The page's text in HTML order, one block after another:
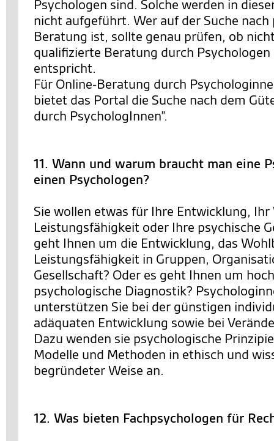
Psychologen sind. Solche werden in
nicht aufgeführt. Wer auf der Suche
Beratung ist, sollte genau prüfen, ob
qualifizierte Beratung durch
entspricht.
Für Online-Beratung durch
bietet das Portal die Suche nach dem
durch PsychologInnen”.
11. Wann und warum braucht man eine
einen Psychologen?
Sie wollen etwas für Ihre Entwicklung,
Leistungsfähigkeit oder Ihre psychische
geht Ihnen um die Entwicklung, das
Leistungsfähigkeit in Gruppen,
Gesellschaft? Oder es geht Ihnen um
psychologische Diagnostik?
unterstützen Sie bei der günstigen
adäquaten Entwicklung sowie bei
Dazu wenden sie psychologische
Modelle und Methoden in ethisch und
begründeter Weise an.
12. Was bieten Fachpsychologen für